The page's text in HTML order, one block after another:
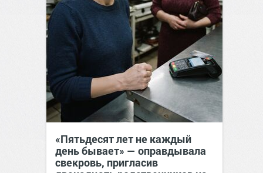
«Пятьдесят лет не каждый
день бывает» — оправдывала
свекровь, пригласив